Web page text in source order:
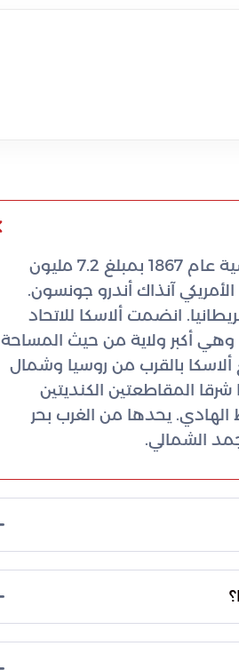
اشترت الولايات المتحدة الأمريكية ولاية ألاسكا من الإمبراطورية الروسية عام 1867 بمبلغ 7.2 مليون
آنذاك أندرو جونسون.
انضمت ألاسكا للاتحاد
وهي أكبر ولاية من حيث المساحة
1,518,776 كيلومتر مربع. تقع ألاسكا بالقرب من روسيا وشمال
ألاسكا شرقا المقاطعتين الكنديتين
الهادي. يحدها من الغرب بحر
الشمالي.
النادرة. أفضل وقت
أقل.